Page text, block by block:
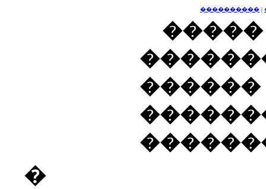
���������� |
������
�